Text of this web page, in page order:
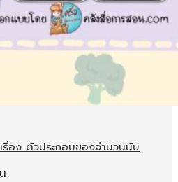
อง ตัวประกอบของจำนวนนับ